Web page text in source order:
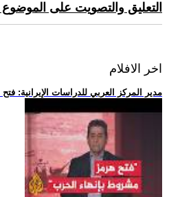
التعليق والتصويت على
اخر الافلام
.. مدير المركز العربي للدراسات الإيرانية: